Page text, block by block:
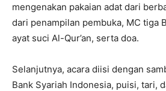
mengenakan pakaian adat dari
dari penampilan pembuka, MC tiga
ayat suci Al-Qur’an, serta doa.
Selanjutnya, acara diisi dengan
Bank Syariah Indonesia, puisi, tari,